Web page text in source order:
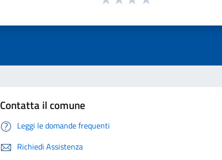
Contatta il comune
Leggi le domande frequenti
Richiedi Assistenza